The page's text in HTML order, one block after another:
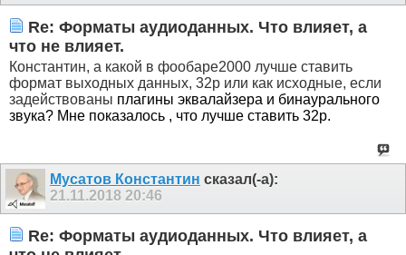
Re: Форматы аудиоданных. Что влияет, а
что не влияет.
Константин, а какой в фообаре2000 лучше ставить
формат выходных данных, 32р или как исходные, если
задействованы плагины эквалайзера и бинаурального
звука? Мне показалось , что лучше ставить 32р.
Мусатов Константин сказал(-а):
21.11.2018 20:46
Re: Форматы аудиоданных. Что влияет, а